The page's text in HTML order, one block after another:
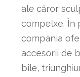
ale căror
compelxe. În
compania
accesorii de
bile,